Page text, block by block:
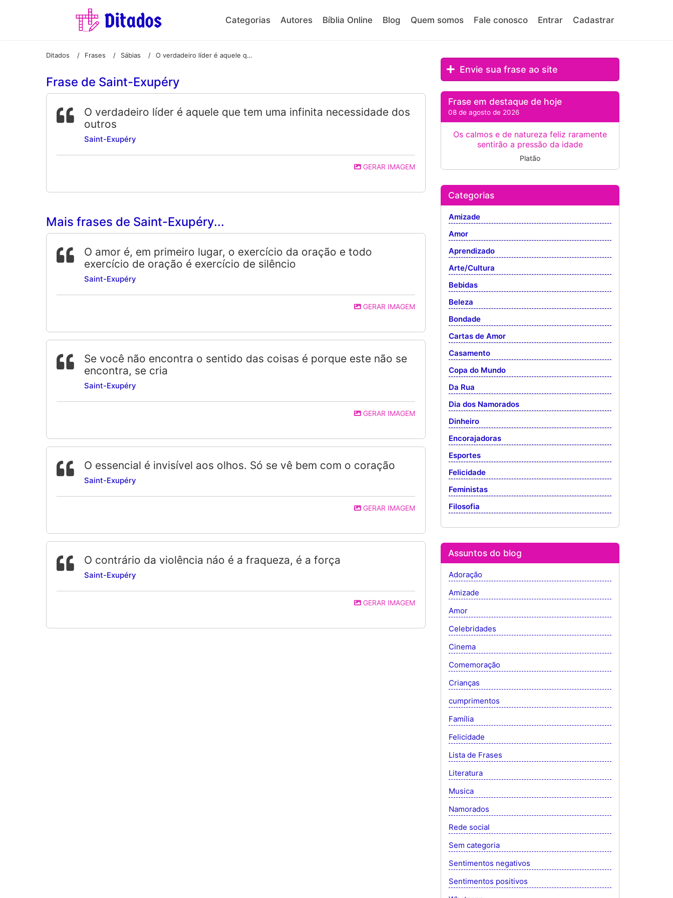
Categorias Autores Bíblia Online Blog Quem somos Fale conosco Entrar Cadastrar
Ditados / Frases / Sábias / O verdadeiro líder é aquele que tem uma infinita necessidade dos outros
Frase de Saint-Exupéry
O verdadeiro líder é aquele que tem uma infinita necessidade dos
outros
Saint-Exupéry
GERAR IMAGEM
Mais frases de Saint-Exupéry...
O amor é, em primeiro lugar, o exercício da oração e todo
exercício de oração é exercício de silêncio
Saint-Exupéry
GERAR IMAGEM
Se você não encontra o sentido das coisas é porque este não se
encontra, se cria
Saint-Exupéry
GERAR IMAGEM
O essencial é invisível aos olhos. Só se vê bem com o coração
Saint-Exupéry
GERAR IMAGEM
O contrário da violência náo é a fraqueza, é a força
Saint-Exupéry
GERAR IMAGEM
Envie sua frase ao site
Frase em destaque de hoje
08 de agosto de 2026
Os calmos e de natureza feliz raramente
sentirão a pressão da idade
Platão
Categorias
Amizade
Amor
Aprendizado
Arte/Cultura
Bebidas
Beleza
Bondade
Cartas de Amor
Casamento
Copa do Mundo
Da Rua
Dia dos Namorados
Dinheiro
Encorajadoras
Esportes
Felicidade
Feministas
Filosofia
Assuntos do blog
Adoração
Amizade
Amor
Celebridades
Cinema
Comemoração
Crianças
cumprimentos
Família
Felicidade
Lista de Frases
Literatura
Musica
Namorados
Rede social
Sem categoria
Sentimentos negativos
Sentimentos positivos